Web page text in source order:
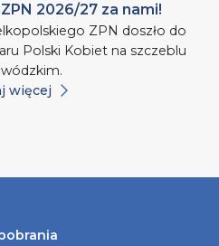
2026/27 za nami!
ZPN doszło do
Polski Kobiet na szczeblu
więcej